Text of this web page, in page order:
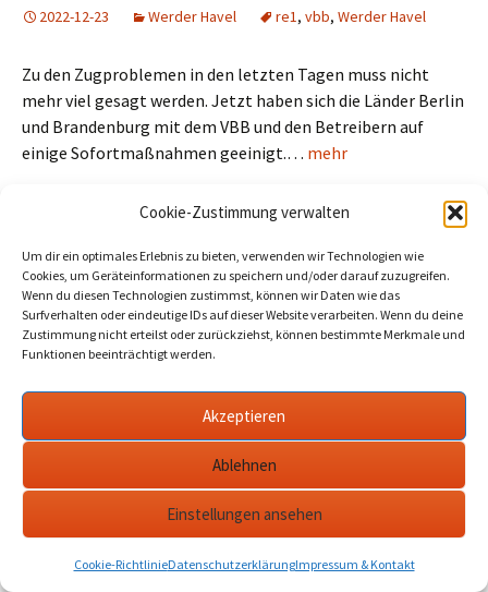
Cookie-Zustimmung verwalten
Um dir ein optimales Erlebnis zu bieten, verwenden wir Technologien wie
Cookies, um Geräteinformationen zu speichern und/oder darauf zuzugreifen.
Wenn du diesen Technologien zustimmst, können wir Daten wie das
Surfverhalten oder eindeutige IDs auf dieser Website verarbeiten. Wenn du deine
Zustimmung nicht erteilst oder zurückziehst, können bestimmte Merkmale und
Funktionen beeinträchtigt werden.
Akzeptieren
Ablehnen
Einstellungen ansehen
Cookie-RichtlinieDatenschutzerklärungImpressum & Kontakt
2022-12-23 Werder Havel re1, vbb, Werder Havel
Zu den Zugproblemen in den letzten Tagen muss nicht
mehr viel gesagt werden. Jetzt haben sich die Länder Berlin
und Brandenburg mit dem VBB und den Betreibern auf
einige Sofortmaßnahmen geeinigt.… mehr
Stadtverwaltung: Kunst- und
Kulturfonds für Kunstschaffende